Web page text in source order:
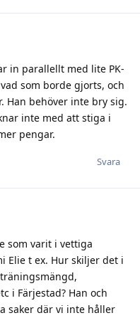
in parallellt med lite PK-
som borde gjorts, och
Han behöver inte bry sig.
inte med att stiga i
pengar.
Svara
som varit i vettiga
Elie t ex. Hur skiljer det i
i Färjestad? Han och
saker där vi inte håller